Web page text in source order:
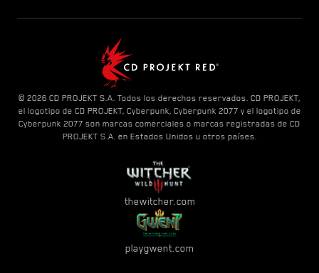
© 2026 CD PROJEKT S.A. Todos los derechos reservados. CD PROJEKT,
el logotipo de CD PROJEKT, Cyberpunk, Cyberpunk 2077 y el logotipo de
Cyberpunk 2077 son marcas comerciales o marcas registradas de CD
PROJEKT S.A. en Estados Unidos u otros países.
thewitcher.com
playgwent.com